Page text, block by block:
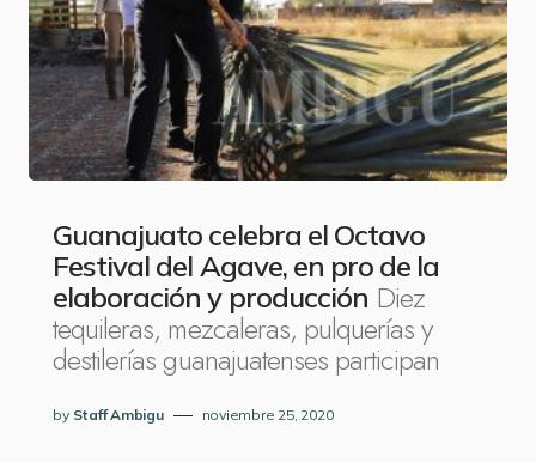
Guanajuato celebra el Octavo
Festival del Agave, en pro de la
elaboración y producción Diez
tequileras, mezcaleras, pulquerías y
destilerías guanajuatenses participan
by Staff Ambigu noviembre 25, 2020